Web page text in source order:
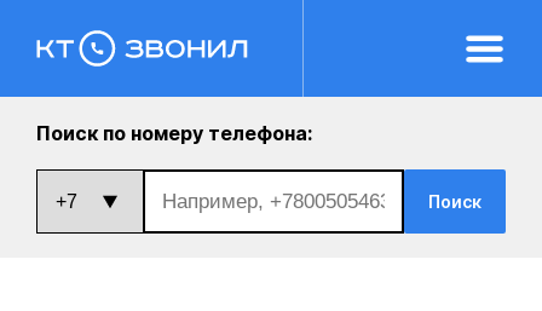
Поиск по номеру телефона:
Поиск